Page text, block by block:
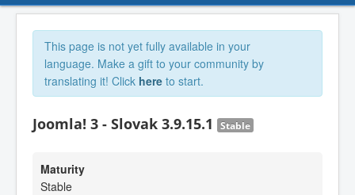
This page is not yet fully available in your
language. Make a gift to your community by
translating it! Click here to start.
Joomla! 3 - Slovak 3.9.15.1 Stable
Maturity
Stable